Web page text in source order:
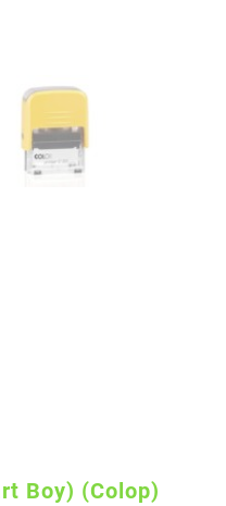
Boy) (Colop)